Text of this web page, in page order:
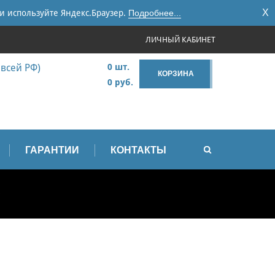
Яндекс.Браузер. Подробнее... X
ЛИЧНЫЙ КАБИНЕТ
всей РФ)
КОРЗИНА
0 шт.
0 руб.
ГАРАНТИИ КОНТАКТЫ